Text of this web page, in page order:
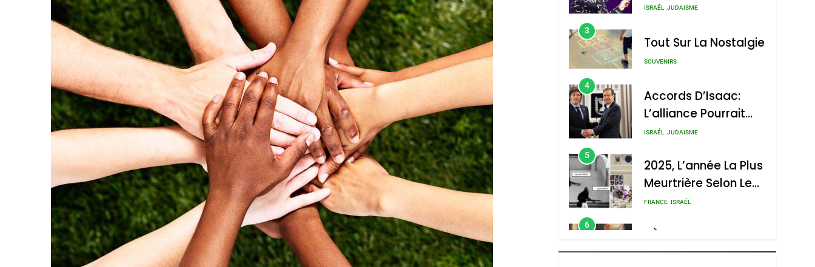
4
Accords D’Isaac:
L’alliance Pourrait
D’Amérique Latine
5
2025, L’année La Plus
Meurtrière Selon Le
Rapport D’ADL
Contre
L’antisémitisme
6
FIÈRE, DIGNE ET
RÉSILIENTE :
POURQUOI JE
REVENDIQUE MA
7